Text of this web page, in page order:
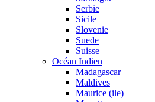
Serbie
Sicile
Slovenie
Suede
Suisse
Océan Indien
Madagascar
Maldives
Maurice (ile)